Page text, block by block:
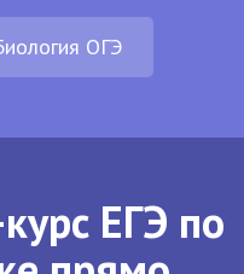
ОГЭ
ЕГЭ по